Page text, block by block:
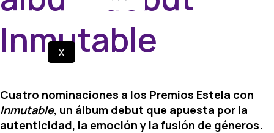
X
Inmutable
Cuatro nominaciones a los Premios Estela con
Inmutable, un álbum debut que apuesta por la
autenticidad, la emoción y la fusión de géneros.